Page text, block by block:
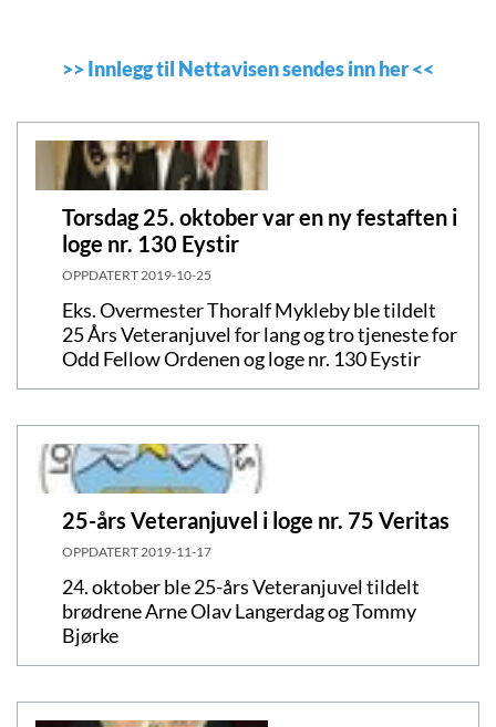
>>Innlegg til Nettavisen sendes inn her<<
Torsdag 25. oktober var en ny festaften i
loge nr. 130 Eystir
OPPDATERT 2019-10-25
Eks. Overmester Thoralf Mykleby ble tildelt
25 Års Veteranjuvel for lang og tro tjeneste for
Odd Fellow Ordenen og loge nr. 130 Eystir
25-års Veteranjuvel i loge nr. 75 Veritas
OPPDATERT 2019-11-17
24. oktober ble 25-års Veteranjuvel tildelt
brødrene Arne Olav Langerdag og Tommy
Bjørke